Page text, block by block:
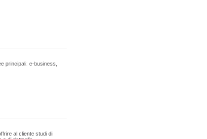
principali: e-business,
al cliente studi di